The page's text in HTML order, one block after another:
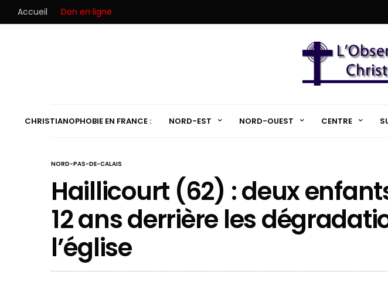
Accueil Don en ligne
CHRISTIANOPHOBIE EN FRANCE : NORD-EST NORD-OUEST CENTRE
NORD-PAS-DE-CALAIS
Haillicourt (62) : deux
12 ans derrière les
l’église